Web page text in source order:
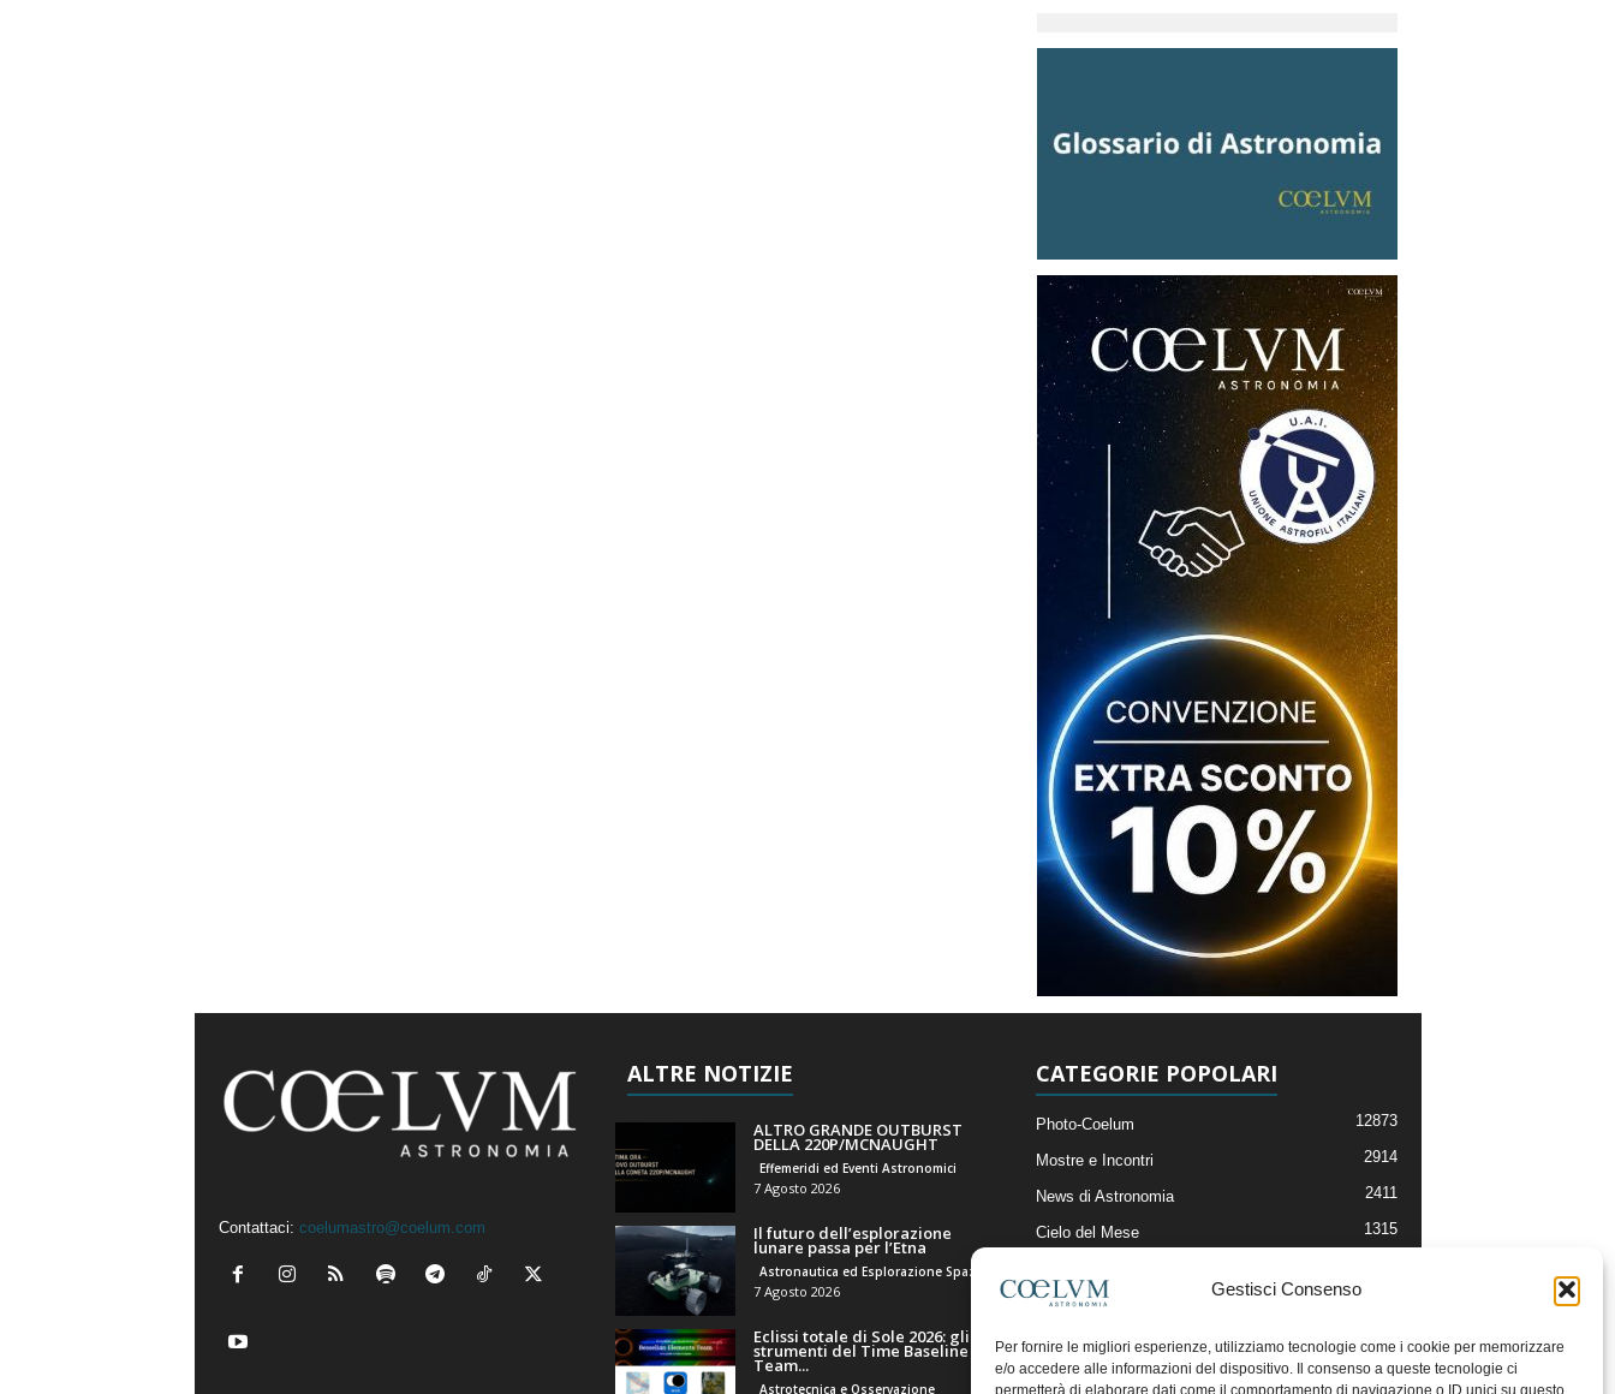
Gestisci Consenso
Per fornire le migliori esperienze, utilizziamo tecnologie come i cookie per memorizzare
e/o accedere alle informazioni del dispositivo. Il consenso a queste tecnologie ci
permetterà di elaborare dati come il comportamento di navigazione o ID unici su questo
Contattaci: coelumastro@coelum.com
ALTRE NOTIZIE
ALTRO GRANDE OUTBURST
DELLA 220P/MCNAUGHT
Effemeridi ed Eventi Astronomici
7 Agosto 2026
Il futuro dell’esplorazione
lunare passa per l’Etna
7 Agosto 2026
Eclissi totale di Sole 2026: gli
strumenti del Time Baseline
Team...
Astrotecnica e Osservazione
CATEGORIE POPOLARI
Photo-Coelum 12873
Mostre e Incontri 2914
News di Astronomia 2411
Cielo del Mese 1315
Articoli e Risorse On-Line
Il Blog della Redazione